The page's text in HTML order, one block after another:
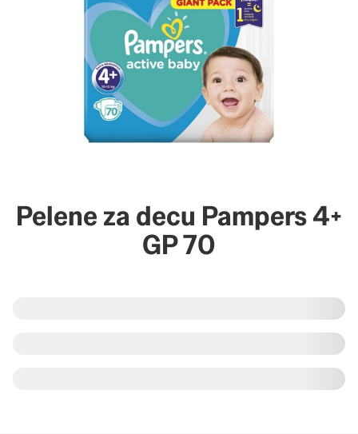
Pelene za decu Pampers 4+
GP 70